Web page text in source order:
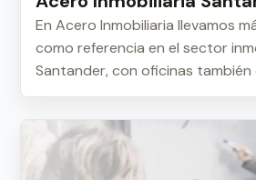
En Acero Inmobiliaria llevamos
como referencia en el sector
Santander, con oficinas también
Mar...